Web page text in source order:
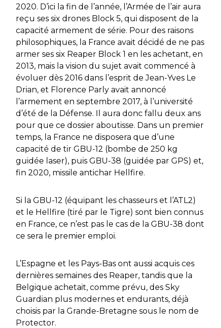
2020. D’ici la fin de l’année, l’Armée de l’air aura
reçu ses six drones Block 5, qui disposent de la
capacité armement de série. Pour des raisons
philosophiques, la France avait décidé de ne pas
armer ses six Reaper Block 1 en les achetant, en
2013, mais la vision du sujet avait commencé à
évoluer dès 2016 dans l’esprit de Jean-Yves Le
Drian, et Florence Parly avait annoncé
l’armement en septembre 2017, à l’université
d’été de la Défense. Il aura donc fallu deux ans
pour que ce dossier aboutisse. Dans un premier
temps, la France ne disposera que d’une
capacité de tir GBU-12 (bombe de 250 kg
guidée laser), puis GBU-38 (guidée par GPS) et,
fin 2020, missile antichar Hellfire.
Si la GBU-12 (équipant les chasseurs et l’ATL2)
et le Hellfire (tiré par le Tigre) sont bien connus
en France, ce n’est pas le cas de la GBU-38 dont
ce sera le premier emploi.
L’Espagne et les Pays-Bas ont aussi acquis ces
dernières semaines des Reaper, tandis que la
Belgique achetait, comme prévu, des Sky
Guardian plus modernes et endurants, déjà
choisis par la Grande-Bretagne sous le nom de
Protector.